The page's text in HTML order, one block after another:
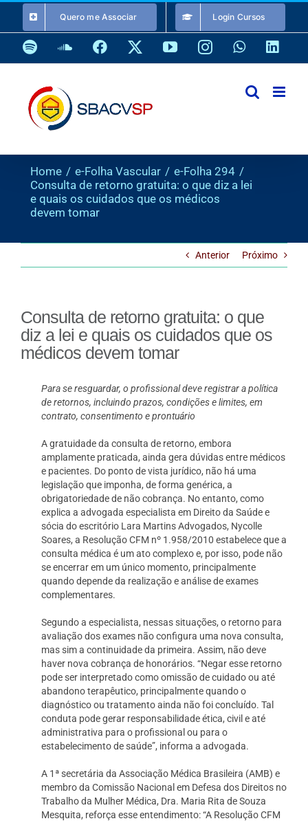
o
conteúdo
Quero me Associar Login Cursos
SpotifySoundCloud
Facebook YouTubeInstagramWhatsApp
Home e-Folha Vascular
e-Folha 294
Consulta de retorno gratuita: o que diz a lei
e quais os cuidados que os médicos
devem tomar
Anterior Próximo
Consulta de retorno gratuita: o que
diz a lei e quais os cuidados que os
médicos devem tomar
Para se resguardar, o profissional deve registrar a política
de retornos, incluindo prazos, condições e limites, em
contrato, consentimento e prontuário
A gratuidade da consulta de retorno, embora
amplamente praticada, ainda gera dúvidas entre médicos
e pacientes. Do ponto de vista jurídico, não há uma
legislação que imponha, de forma genérica, a
obrigatoriedade de não cobrança. No entanto, como
explica a advogada especialista em Direito da Saúde e
sócia do escritório Lara Martins Advogados, Nycolle
Soares, a Resolução CFM nº 1.958/2010 estabelece que a
consulta médica é um ato complexo e, por isso, pode não
se encerrar em um único momento, principalmente
quando depende da realização e análise de exames
complementares.
Segundo a especialista, nessas situações, o retorno para
avaliação dos exames não configura uma nova consulta,
mas sim a continuidade da primeira. Assim, não deve
haver nova cobrança de honorários. “Negar esse retorno
pode ser interpretado como omissão de cuidado ou até
abandono terapêutico, principalmente quando o
diagnóstico ou tratamento ainda não foi concluído. Tal
conduta pode gerar responsabilidade ética, civil e até
administrativa para o profissional ou para o
estabelecimento de saúde”, informa a advogada.
A 1ª secretária da Associação Médica Brasileira (AMB) e
membro da Comissão Nacional em Defesa dos Direitos no
Trabalho da Mulher Médica, Dra. Maria Rita de Souza
Mesquita, reforça esse entendimento: “A Resolução CFM